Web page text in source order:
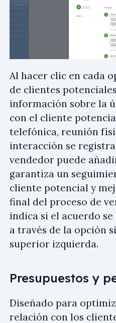
Al hacer clic en cada
de clientes
información sobre la
con el cliente
telefónica, reunión
interacción se
vendedor puede
garantiza un
cliente potencial y
final del proceso de
indica si el acuerdo
a través de la opción
superior izquierda.
Presupuestos y
Diseñado para
relación con los